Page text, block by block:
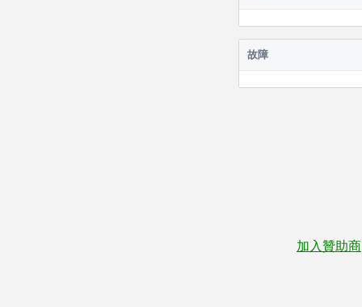
故障
加入贊助商